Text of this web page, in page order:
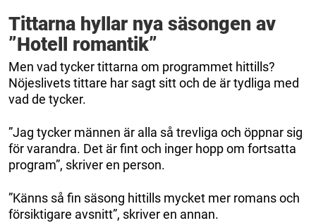
Tittarna hyllar nya säsongen av
”Hotell romantik”
Men vad tycker tittarna om programmet hittills?
Nöjeslivets tittare har sagt sitt och de är tydliga med
vad de tycker.
”Jag tycker männen är alla så trevliga och öppnar sig
för varandra. Det är fint och inger hopp om fortsatta
program”, skriver en person.
”Känns så fin säsong hittills mycket mer romans och
försiktigare avsnitt”, skriver en annan.